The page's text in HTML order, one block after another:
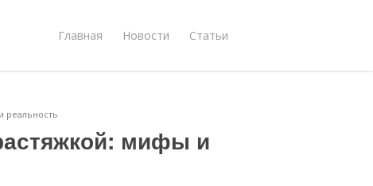
Главная Новости Статьи
реальность
мифы и